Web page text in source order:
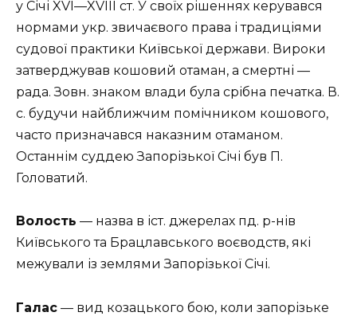
у Січі XVI—XVIII ст. У своїх рішеннях керувався
нормами укр. звичаєвого права і традиціями
судової практики Київської держави. Вироки
затверджував кошовий отаман, а смертні —
рада. Зовн. знаком влади була срібна печатка. В.
с. будучи найближчим помічником кошового,
часто призначався наказним отаманом.
Останнім суддею Запорізької Січі був П.
Головатий.
Волость — назва в іст. джерелах пд. р-нів
Київського та Брацлавського воєводств, які
межували із землями Запорізької Січі.
Галас — вид козацького бою, коли запорізьке